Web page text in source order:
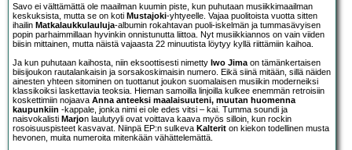
Savo ei välttämättä ole maailman kuumin piste, kun puhutaan musiikkimaailman
keskuksista, mutta se on koti Mustajoki-yhtyeelle. Vajaa puolitoista vuotta sitten
ihailin Matkalaukkulauluja-albumin rokahtavan puoli-iskelmän ja tummasävyisen
popin parhaimmillaan hyvinkin onnistunutta liittoa. Nyt musiikkiannos on vain viiden
biisin mittainen, mutta näistä vajaasta 22 minuutista löytyy kyllä riittämiin kaihoa.
Ja kun puhutaan kaihosta, niin eksoottisesti nimetty Iwo Jima on tämänkertaisen
biisijoukon rautalankaisin ja sorsakoskimaisin numero. Eikä siinä mitään, sillä näiden
ainesten yhteen sitominen on tuottanut joukon suomalaisen musiikin moderneiksi
klassikoiksi laskettavia teoksia. Hieman samoilla linjoilla kulkee enemmän retroisiin
koskettimiin nojaava Anna anteeksi maalaisuuteni, muutan huomenna
kaupunkiin -kappale, jonka nimi ei ole edes vitsi – kai. Tumma soundi ja
naisvokalisti Marjon laulutyyli ovat voittava kaava myös silloin, kun rockin
rosoisuuspisteet kasvavat. Niinpä EP:n sulkeva Kalterit on kiekon todellinen musta
hevonen, muita numeroita mitenkään vähättelemättä.